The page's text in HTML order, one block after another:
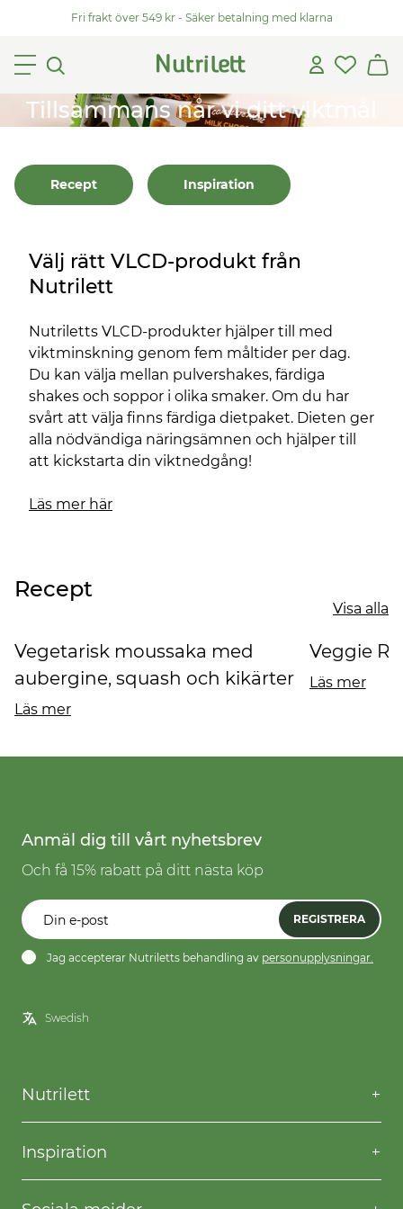
Fri frakt över 549 kr - Säker betalning med klarna
Tillsammans når vi ditt viktmål
Recept Inspiration
Välj rätt VLCD-produkt från
Nutrilett
Nutriletts VLCD-produkter hjälper till med
viktminskning genom fem måltider per dag.
Du kan välja mellan pulvershakes, färdiga
shakes och soppor i olika smaker. Om du har
svårt att välja finns färdiga dietpaket. Dieten ger
alla nödvändiga näringsämnen och hjälper till
att kickstarta din viktnedgång!
Läs mer här
Recept
Visa alla
Vegetarisk moussaka med
aubergine, squash och kikärter
Läs mer
Veggie
Läs mer
Anmäl dig till vårt nyhetsbrev
Och få 15% rabatt på ditt nästa köp
REGISTRERA
Jag accepterar Nutriletts behandling av personupplysningar.
Nutrilett
Kontakta oss
Frågor & svar
Frakt & returer
Köpvillkor
Inspiration
Willpower